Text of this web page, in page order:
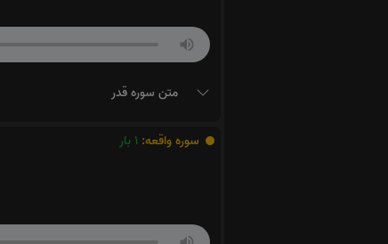
متن سوره قدر
سوره واقعه: 1 بار